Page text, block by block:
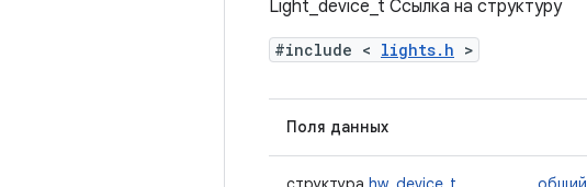
Light_device_t Ссылка на структуру
#include < lights.h >
Поля данных